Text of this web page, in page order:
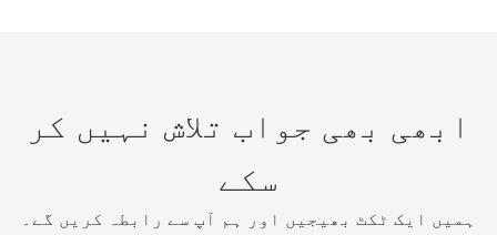
ہمیں ایک ٹکٹ بھیجیں اور ہم آپ سے رابطہ کریں گے۔